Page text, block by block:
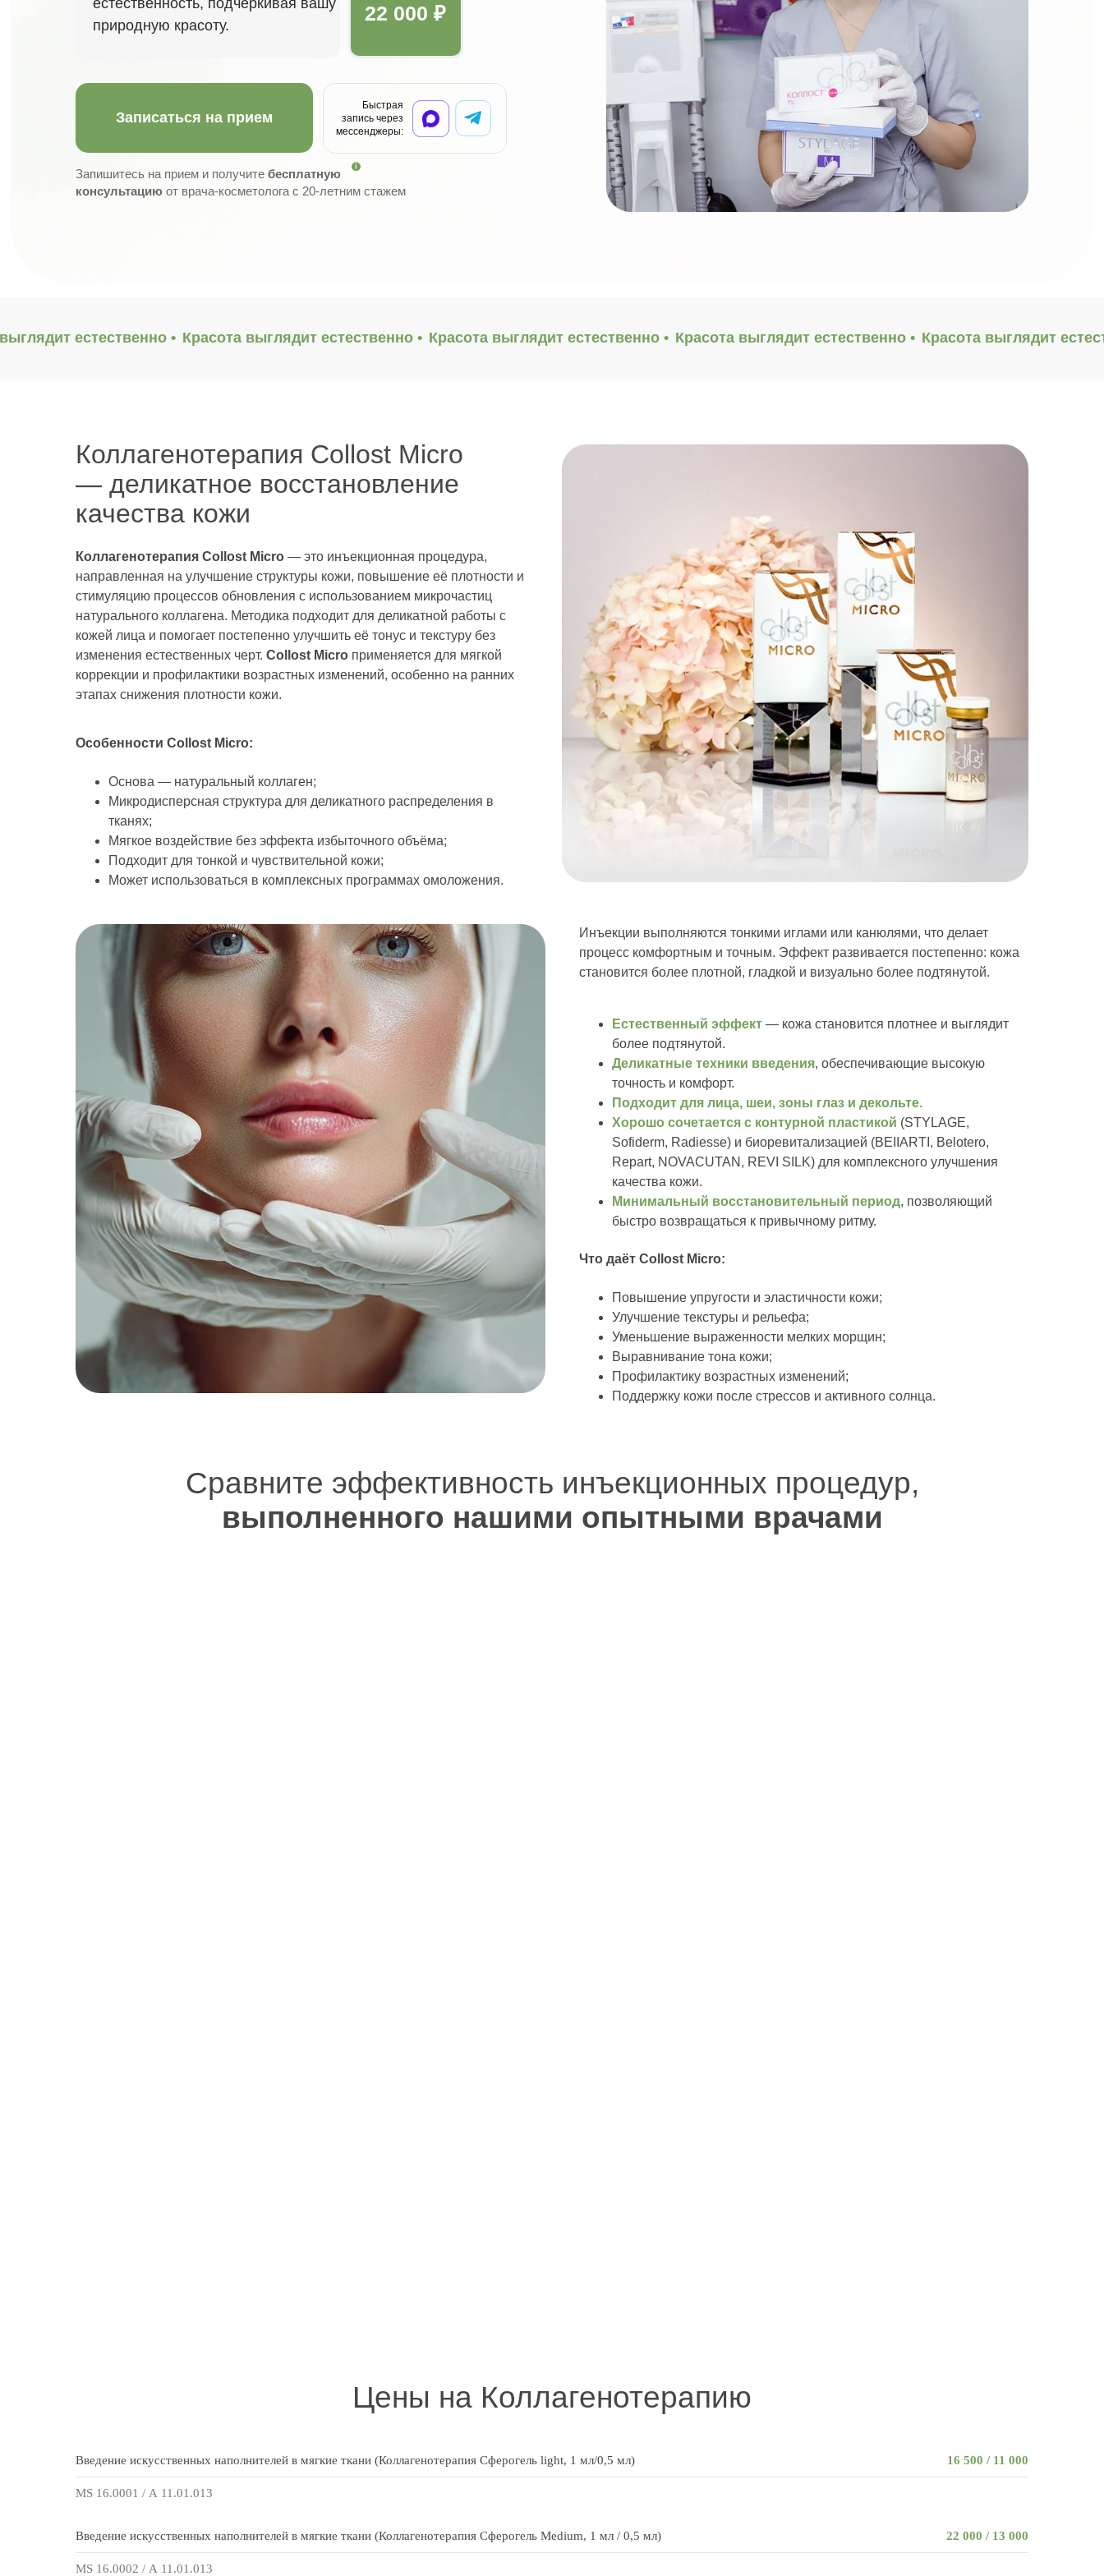
Записаться на прием
Быстрая
запись через
мессенджеры:
Запишитесь на прием и получите бесплатную
консультацию от врача-косметолога с 20-летним стажем
естественность, подчеркивая вашу
природную красоту.
22 000 ₽
Красота выглядит естественно • Красота выглядит естественно • Красота выглядит
Красота выглядит естественно •
естественно •
Коллагенотерапия Collost Micro
— деликатное восстановление
качества кожи
Что даёт Collost Micro:
Коллагенотерапия Collost Micro — это инъекционная процедура,
направленная на улучшение структуры кожи, повышение её плотности и
стимуляцию процессов обновления с использованием микрочастиц
натурального коллагена. Методика подходит для деликатной работы с
кожей лица и помогает постепенно улучшить её тонус и текстуру без
изменения естественных черт. Collost Micro применяется для мягкой
коррекции и профилактики возрастных изменений, особенно на ранних
этапах снижения плотности кожи.
Инъекции выполняются тонкими иглами или канюлями, что делает
процесс комфортным и точным. Эффект развивается постепенно: кожа
становится более плотной, гладкой и визуально более подтянутой.
Естественный эффект — кожа становится плотнее и выглядит
более подтянутой.
Деликатные техники введения, обеспечивающие высокую
точность и комфорт.
Подходит для лица, шеи, зоны глаз и декольте.
Хорошо сочетается с контурной пластикой (STYLAGE,
Sofiderm, Radiesse) и биоревитализацией (BEIIARTI, Belotero,
Repart, NOVACUTAN, REVI SILK) для комплексного улучшения
качества кожи.
Минимальный восстановительный период, позволяющий
быстро возвращаться к привычному ритму.
Повышение упругости и эластичности кожи;
Улучшение текстуры и рельефа;
Уменьшение выраженности мелких морщин;
Выравнивание тона кожи;
Профилактику возрастных изменений;
Поддержку кожи после стрессов и активного солнца.
Особенности Collost Micro:
Основа — натуральный коллаген;
Микродисперсная структура для деликатного распределения в
тканях;
Мягкое воздействие без эффекта избыточного объёма;
Подходит для тонкой и чувствительной кожи;
Может использоваться в комплексных программах омоложения.
Сравните эффективность инъекционных процедур,
выполненного нашими опытными врачами
Сравните эффективность инъекционных процедур,
выполненного нашими опытными врачами
Цены на Коллагенотерапию
Введение искусственных наполнителей в мягкие ткани (Коллагенотерапия Сферогель light, 1 мл/0,5 мл) 16 500 / 11 000
MS 16.0001 / А 11.01.013
Введение искусственных наполнителей в мягкие ткани (Коллагенотерапия Сферогель Medium, 1 мл / 0,5 мл) 22 000 / 13 000
MS 16.0002 / А 11.01.013